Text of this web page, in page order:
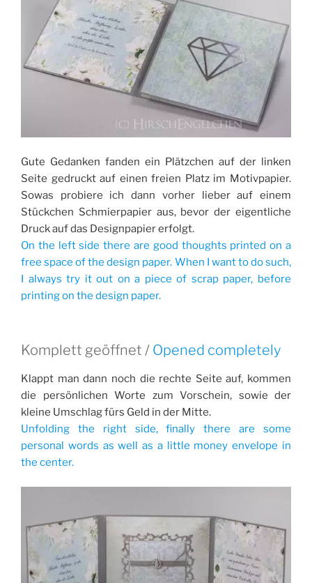
Gute Gedanken fanden ein Plätzchen auf der linken
Seite gedruckt auf einen freien Platz im Motivpapier.
Sowas probiere ich dann vorher lieber auf einem
Stückchen Schmierpapier aus, bevor der eigentliche
Druck auf das Designpapier erfolgt.
On the left side there are good thoughts printed on a
free space of the design paper. When I want to do such,
I always try it out on a piece of scrap paper, before
printing on the design paper.
Komplett geöffnet / Opened completely
Klappt man dann noch die rechte Seite auf, kommen
die persönlichen Worte zum Vorschein, sowie der
kleine Umschlag fürs Geld in der Mitte.
Unfolding the right side, finally there are some
personal words as well as a little money envelope in
the center.